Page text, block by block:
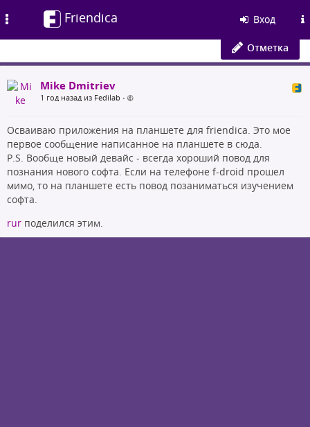
Friendica Вход
Отметка
Mike Dmitriev
1 год назад из Fedilab •
Осваиваю приложения на планшете для friendica. Это мое
первое сообщение написанное на планшете в сюда.
P.S. Вообще новый девайс - всегда хороший повод для
познания нового софта. Если на телефоне f-droid прошел
мимо, то на планшете есть повод позаниматься изучением
софта.
rur поделился этим.